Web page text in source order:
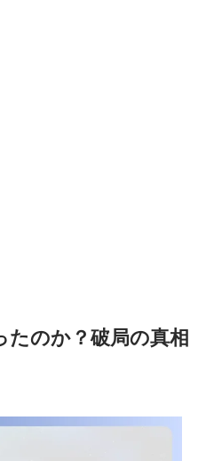
のか？破局の真相